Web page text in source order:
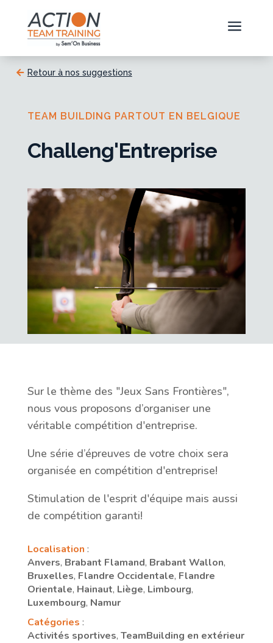
a
Retour à nos suggestions
TEAM BUILDING PARTOUT EN BELGIQUE
Challeng'Entreprise
Sur le thème des "Jeux Sans Frontières",
nous vous proposons d’organiser une
véritable compétition d'entreprise.
Une série d’épreuves de votre choix sera
organisée en compétition d'entreprise!
Stimulation de l'esprit d'équipe mais aussi
de compétition garanti!
Localisation :
Anvers, Brabant Flamand, Brabant Wallon,
Bruxelles, Flandre Occidentale, Flandre
Orientale, Hainaut, Liège, Limbourg,
Luxembourg, Namur
Catégories :
Activités sportives, TeamBuilding en extérieur